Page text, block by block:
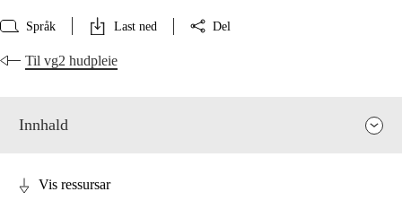
Språk Last ned Del
Til vg2 hudpleie
Innhald
Vis ressursar